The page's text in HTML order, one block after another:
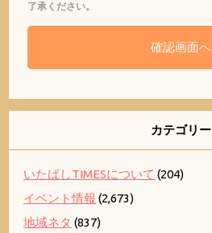
了承ください。
カテゴリー
いたばしTIMESについて (204)
イベント情報 (2,673)
地域ネタ (837)